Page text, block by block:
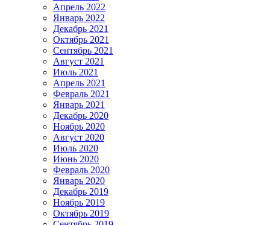
Апрель 2022
Январь 2022
Декабрь 2021
Октябрь 2021
Сентябрь 2021
Август 2021
Июль 2021
Апрель 2021
Февраль 2021
Январь 2021
Декабрь 2020
Ноябрь 2020
Август 2020
Июль 2020
Июнь 2020
Февраль 2020
Январь 2020
Декабрь 2019
Ноябрь 2019
Октябрь 2019